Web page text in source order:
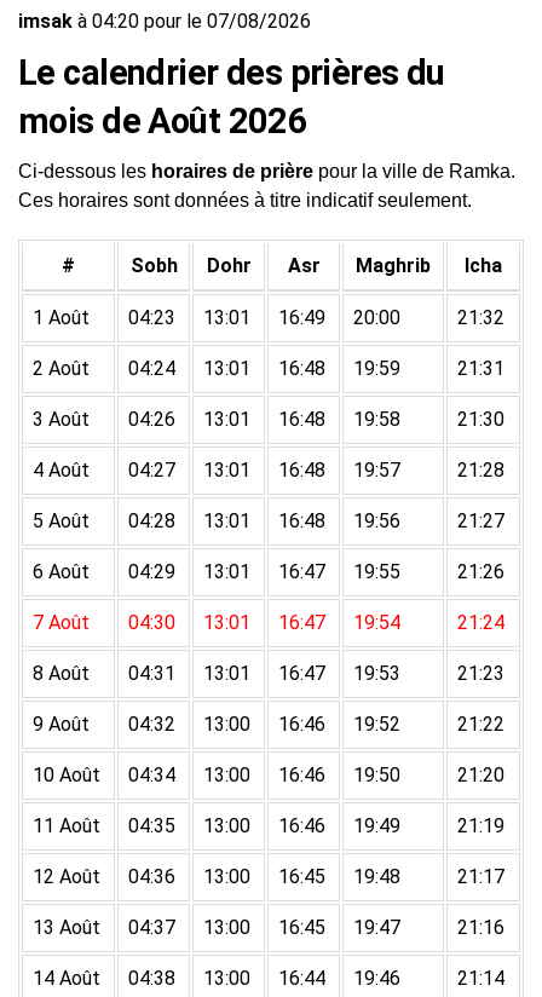
imsak à 04:20 pour le 07/08/2026
Le calendrier des prières du
mois de Août 2026
Ci-dessous les horaires de prière pour la ville de Ramka.
Ces horaires sont données à titre indicatif seulement.
# Sobh Dohr Asr Maghrib Icha
1 Août 04:23 13:01 16:49 20:00 21:32
2 Août 04:24 13:01 16:48 19:59 21:31
3 Août 04:26 13:01 16:48 19:58 21:30
4 Août 04:27 13:01 16:48 19:57 21:28
5 Août 04:28 13:01 16:48 19:56 21:27
6 Août 04:29 13:01 16:47 19:55 21:26
7 Août 04:30 13:01 16:47 19:54 21:24
8 Août 04:31 13:01 16:47 19:53 21:23
9 Août 04:32 13:00 16:46 19:52 21:22
10 Août 04:34 13:00 16:46 19:50 21:20
11 Août 04:35 13:00 16:46 19:49 21:19
12 Août 04:36 13:00 16:45 19:48 21:17
13 Août 04:37 13:00 16:45 19:47 21:16
14 Août 04:38 13:00 16:44 19:46 21:14